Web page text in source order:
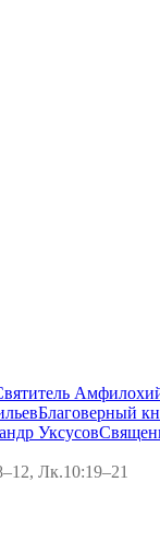
Благоверный
Уксусов
Лк.10:19–21